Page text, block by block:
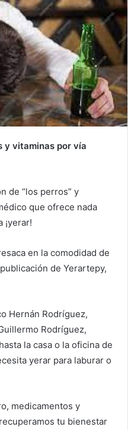
y vitaminas por vía
de “los perros” y
que ofrece nada
¡yerar!
en la comodidad de
de Yerartepy,
Hernán Rodríguez,
Rodríguez,
la casa o la oficina de
yerar para laburar o
medicamentos y
tu bienestar